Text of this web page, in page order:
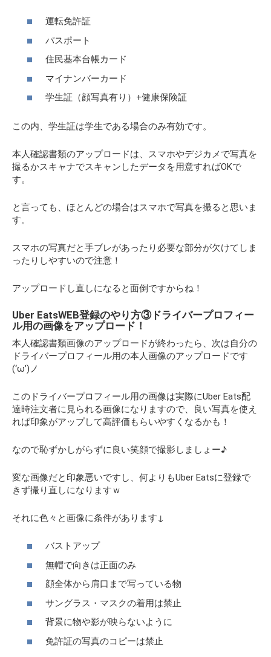
運転免許証
パスポート
住民基本台帳カード
マイナンバーカード
学生証（顔写真有り）+健康保険証
この内、学生証は学生である場合のみ有効です。
本人確認書類のアップロードは、スマホやデジカメで写真を
撮るかスキャナでスキャンしたデータを用意すればOKで
す。
と言っても、ほとんどの場合はスマホで写真を撮ると思いま
す。
スマホの写真だと手ブレがあったり必要な部分が欠けてしま
ったりしやすいので注意！
アップロードし直しになると面倒ですからね！
Uber EatsWEB登録のやり方③ドライバープロフィー
ル用の画像をアップロード！
本人確認書類画像のアップロードが終わったら、次は自分の
ドライバープロフィール用の本人画像のアップロードです
(‘ω’)ノ
このドライバープロフィール用の画像は実際にUber Eats配
達時注文者に見られる画像になりますので、良い写真を使え
れば印象がアップして高評価もらいやすくなるかも！
なので恥ずかしがらずに良い笑顔で撮影しましょー♪
変な画像だと印象悪いですし、何よりもUber Eatsに登録で
きず撮り直しになりますｗ
それに色々と画像に条件があります↓
バストアップ
無帽で向きは正面のみ
顔全体から肩口まで写っている物
サングラス・マスクの着用は禁止
背景に物や影が映らないように
免許証の写真のコピーは禁止